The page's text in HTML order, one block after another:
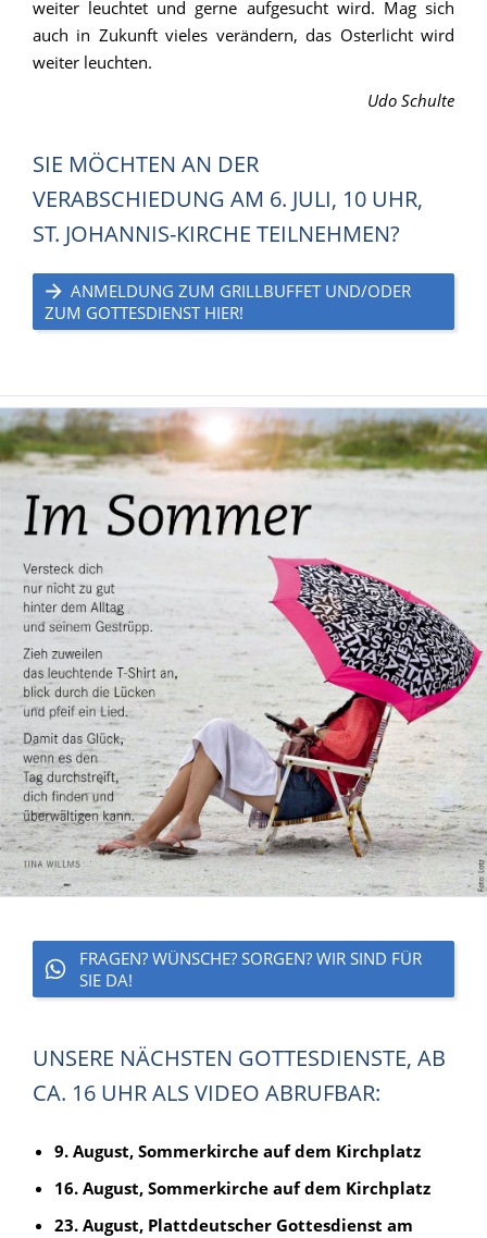
weiter leuchtet und gerne aufgesucht wird. Mag sich
auch in Zukunft vieles verändern, das Osterlicht wird
weiter leuchten.
Udo Schulte
SIE MÖCHTEN AN DER
VERABSCHIEDUNG AM 6. JULI, 10 UHR,
ST. JOHANNIS-KIRCHE TEILNEHMEN?
ANMELDUNG ZUM GRILLBUFFET UND/ODER
ZUM GOTTESDIENST HIER!
FRAGEN? WÜNSCHE? SORGEN? WIR SIND FÜR
SIE DA!
UNSERE NÄCHSTEN GOTTESDIENSTE, AB
CA. 16 UHR ALS VIDEO ABRUFBAR:
9. August, Sommerkirche auf dem Kirchplatz
16. August, Sommerkirche auf dem Kirchplatz
23. August, Plattdeutscher Gottesdienst am